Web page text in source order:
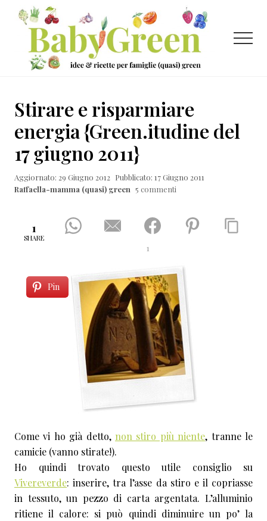
Menu
Passa
contenuto
principale
Passa
laterale
primaria
Passa
ricette
per
famiglie
(quasi)
green
Menu
Stirare e risparmiare
energia {Green.itudine del
17 giugno 2011}
Aggiornato: 29 Giugno 2012 Pubblicato: 17 Giugno 2011
Raffaella-mamma (quasi) green 5 commenti
1
SHARE
1
Pin
Come vi ho già detto, non stiro più niente, tranne le
camicie (vanno stirate!).
Ho quindi trovato questo utile consiglio su
Vivereverde: inserire, tra l’asse da stiro e il copriasse
in tessuto, un pezzo di carta argentata. L’alluminio
ritiene il calore: si può quindi diminuire un po’ la